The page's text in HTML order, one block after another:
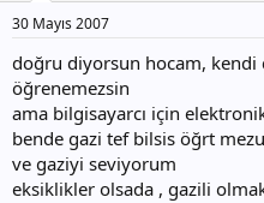
30 Mayıs 2007
doğru diyorsun hocam, kendi
öğrenemezsin
ama bilgisayarcı için
bende gazi tef bilsis öğrt
ve gaziyi seviyorum
eksiklikler olsada , gazili olmak